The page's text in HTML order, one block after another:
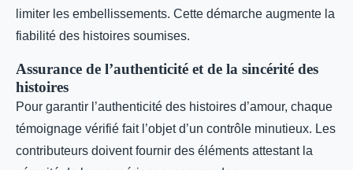
limiter les embellissements. Cette démarche augmente la
fiabilité des histoires soumises.
Assurance de l’authenticité et de la sincérité des
histoires
Pour garantir l’authenticité des histoires d’amour, chaque
témoignage vérifié fait l’objet d’un contrôle minutieux. Les
contributeurs doivent fournir des éléments attestant la